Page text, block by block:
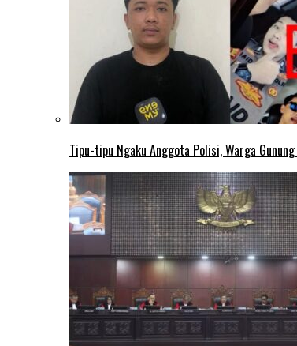
Tipu-tipu Ngaku Anggota Polisi, Warga